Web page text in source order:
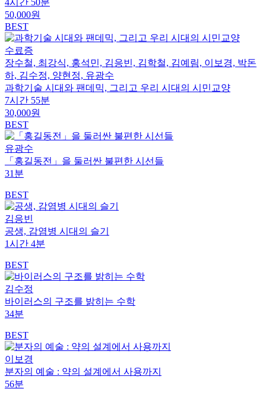
4시간 50분
50,000원
BEST
수료증
장수철, 최강식, 홍석민, 김응빈, 김학철, 김예림, 이보경, 박돈
하, 김수정, 양현정, 유광수
과학기술 시대와 팬데믹, 그리고 우리 시대의 시민교양
7시간 55분
30,000원
BEST
유광수
「홍길동전」을 둘러싼 불편한 시선들
31분
BEST
김응빈
공생, 감염병 시대의 슬기
1시간 4분
BEST
김수정
바이러스의 구조를 밝히는 수학
34분
BEST
이보경
분자의 예술 : 약의 설계에서 사용까지
56분